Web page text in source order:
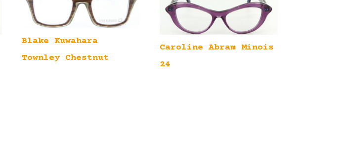
Blake Kuwahara
Townley Chestnut
Caroline Abram Minois
24